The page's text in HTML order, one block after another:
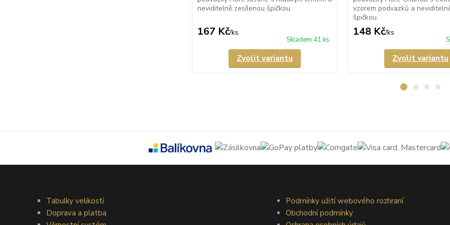
neviditelně zesílenou špičkou.
167 Kč/ks
Skladem 41 ks
Zvolit variantu
vzorem podvazků a
špičkou.
148 Kč/ks
Zvolit variantu
Tabulky velikostí
Doprava a platba
Podmínky užití webového rozhraní
Obchodní podmínky